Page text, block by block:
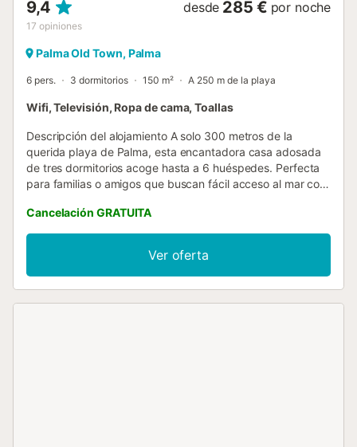
des Born. ...
9,4
17 opiniones
desde 285 € por noche
Palma Old Town, Palma
6 pers. 3 dormitorios 150 m² A 250 m de la playa
Wifi, Televisión, Ropa de cama, Toallas
Descripción del alojamiento A solo 300 metros de la
querida playa de Palma, esta encantadora casa adosada
de tres dormitorios acoge hasta a 6 huéspedes. Perfecta
para familias o amigos que buscan fácil acceso al mar con
ideal para quienes deseen explorar la ciudad de Palma. Su
ubicación privilegiada es su principal atractivo. La casa se
encuentra cerca de la Catedral gótica católica romana de
Palma, así como de muchas otras atracciones turísticas y
tiendas. La primera planta alberga la zona de estar con un
Cancelación GRATUITA
Ver oferta